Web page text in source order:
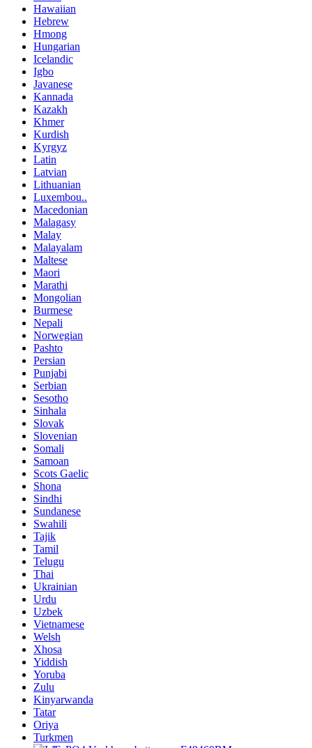
Hawaiian
Hebrew
Hmong
Hungarian
Icelandic
Igbo
Javanese
Kannada
Kazakh
Khmer
Kurdish
Kyrgyz
Latin
Latvian
Lithuanian
Luxembou..
Macedonian
Malagasy
Malay
Malayalam
Maltese
Maori
Marathi
Mongolian
Burmese
Nepali
Norwegian
Pashto
Persian
Punjabi
Serbian
Sesotho
Sinhala
Slovak
Slovenian
Somali
Samoan
Scots Gaelic
Shona
Sindhi
Sundanese
Swahili
Tajik
Tamil
Telugu
Thai
Ukrainian
Urdu
Uzbek
Vietnamese
Welsh
Xhosa
Yiddish
Yoruba
Zulu
Kinyarwanda
Tatar
Oriya
Turkmen